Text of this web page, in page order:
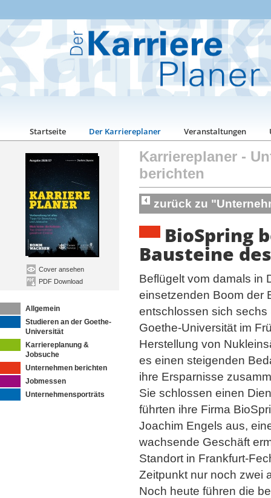
Startseite Der Karriereplaner Veranstaltungen
Cover ansehen
PDF Download
Allgemein
Studieren an der Goethe-
Universität
Karriereplanung &
Jobsuche
Unternehmen berichten
Jobmessen
Unternehmensporträts
Karriereplaner -
berichten
zurück zu
BioSpring
Bausteine
Beflügelt vom damals in
einsetzenden Boom der
entschlossen sich sechs
Goethe-Universität im
Herstellung von
es einen steigenden
ihre Ersparnisse
Sie schlossen einen
führten ihre Firma
Joachim Engels aus,
wachsende Geschäft
Standort in Frankfurt-
Zeitpunkt nur noch zwei
Noch heute führen die